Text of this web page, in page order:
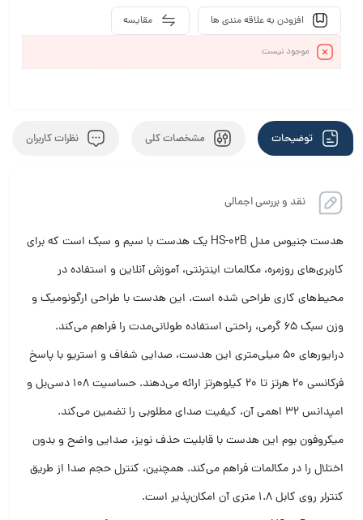
مقایسه افزودن به علاقه مندی ها
موجود نیست
توضیحات مشخصات کلی نظرات کاربران
نقد و بررسی اجمالی
هدست جنیوس مدل HS-02B
یک هدست با سیم و سبک است که برای
کاربری‌های روزمره، مکالمات اینترنتی، آموزش آنلاین و استفاده در
محیط‌های کاری طراحی شده است. این هدست با طراحی ارگونومیک و
وزن سبک ۶۵ گرمی، راحتی استفاده طولانی‌مدت را فراهم می‌کند.
درایورهای ۵۰ میلی‌متری این هدست، صدایی شفاف و استریو با پاسخ
فرکانسی ۲۰ هرتز تا ۲۰ کیلوهرتز ارائه می‌دهند.
حساسیت ۱۰۸ دسی‌بل و
امپدانس ۳۲ اهمی آن، کیفیت صدای مطلوبی را تضمین می‌کند.
میکروفون بوم این هدست با قابلیت حذف نویز، صدایی واضح و بدون
اختلال را در مکالمات فراهم می‌کند. همچنین، کنترل حجم صدا از طریق
کنترلر روی کابل ۱.۸ متری آن امکان‌پذیر است.